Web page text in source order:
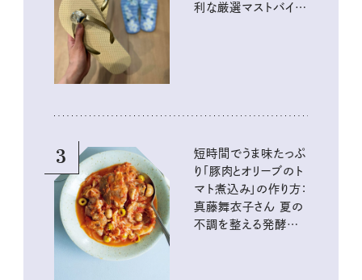
利な厳選マストバイア
3
短時間でうま味たっぷ
り「豚肉とオリーブのト
マト煮込み」の作り方：
真藤舞衣子さん 夏の
不調を整える発酵レ